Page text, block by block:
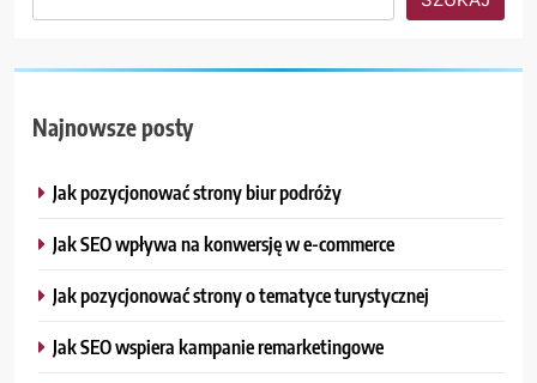
Najnowsze posty
Jak pozycjonować strony biur podróży
Jak SEO wpływa na konwersję w e-commerce
Jak pozycjonować strony o tematyce turystycznej
Jak SEO wspiera kampanie remarketingowe